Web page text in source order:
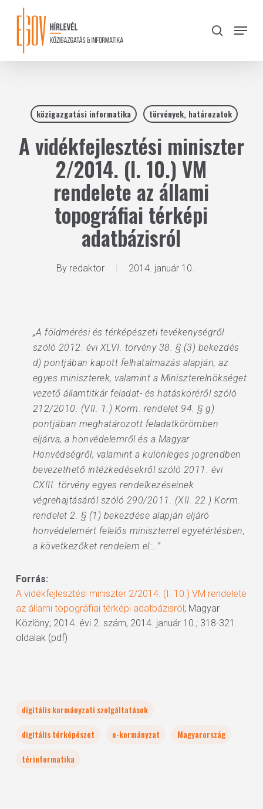
content
search
Menu
közigazgatási informatika törvények, határozatok
A vidékfejlesztési miniszter
2/2014. (I. 10.) VM
rendelete az állami
topográfiai térképi
adatbázisról
By redaktor 2014. január 10.
„A földmérési és térképészeti tevékenységről
szóló 2012. évi XLVI. törvény 38. § (3) bekezdés
d) pontjában kapott felhatalmazás alapján, az
egyes miniszterek, valamint a Miniszterelnökséget
vezető államtitkár feladat- és hatásköréről szóló
212/2010. (VII. 1.) Korm. rendelet 94. § g)
pontjában meghatározott feladatkörömben
eljárva, a honvédelemről és a Magyar
Honvédségről, valamint a különleges jogrendben
bevezethető intézkedésekről szóló 2011. évi
CXIII. törvény egyes rendelkezéseinek
végrehajtásáról szóló 290/2011. (XII. 22.) Korm.
rendelet 2. § (1) bekezdése alapján eljáró
honvédelemért felelős miniszterrel egyetértésben,
a következőket rendelem el:…”
Forrás:
A vidékfejlesztési miniszter 2/2014. (I. 10.) VM rendelete
az állami topográfiai térképi adatbázisról; Magyar
Közlöny; 2014. évi 2. szám, 2014. január 10.; 318-321.
oldalak (pdf)
digitális kormányzati szolgáltatások
digitális térképészet
e-kormányzat
Magyarország
térinformatika
Close